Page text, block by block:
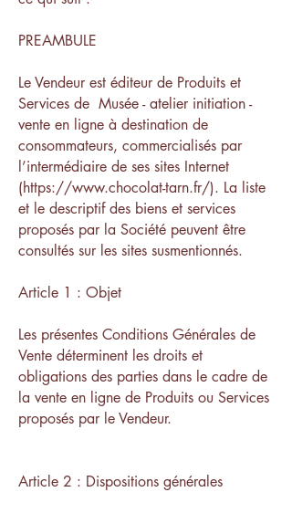
PREAMBULE
Le Vendeur est éditeur de Produits et
Services de Musée - atelier initiation -
vente en ligne à destination de
consommateurs, commercialisés par
l’intermédiaire de ses sites Internet
(https://www.chocolat-tarn.fr/). La liste
et le descriptif des biens et services
proposés par la Société peuvent être
consultés sur les sites susmentionnés.
Article 1 : Objet
Les présentes Conditions Générales de
Vente déterminent les droits et
obligations des parties dans le cadre de
la vente en ligne de Produits ou Services
proposés par le Vendeur.
Article 2 : Dispositions générales